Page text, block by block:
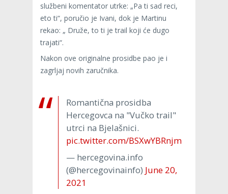
službeni komentator utrke: „Pa ti sad reci,
eto ti“, poručio je Ivani, dok je Martinu
rekao: „ Druže, to ti je trail koji će dugo
trajati“.
Nakon ove originalne prosidbe pao je i
zagrljaj novih zaručnika.
Romantična prosidba
Hercegovca na "Vučko trail"
utrci na Bjelašnici.
pic.twitter.com/BSXwYBRnjm
— hercegovina.info
(@hercegovinainfo) June 20,
2021